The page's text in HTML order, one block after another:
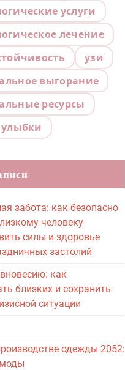
услуги
лечение
узи
выгорание
ресурсы
улыбки
забота: как безопасно
человеку
силы и здоровье
застолий
как
близких и сохранить
ситуации
одежды 2052: